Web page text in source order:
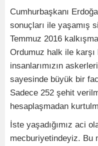
Cumhurbaşkanı
sonuçları ile yaşamış
Temmuz 2016
Ordumuz halk ile
insanlarımızın
sayesinde büyük bir
Sadece 252 şehit
hesaplaşmadan
İste yaşadığımız aci
mecburiyetindeyiz. Bu